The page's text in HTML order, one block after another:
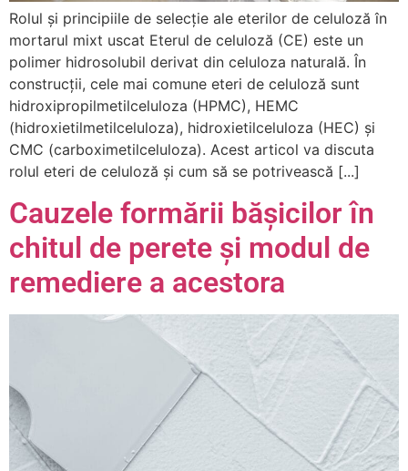
Rolul și principiile de selecție ale eterilor de celuloză în
mortarul mixt uscat Eterul de celuloză (CE) este un
polimer hidrosolubil derivat din celuloza naturală. În
construcții, cele mai comune eteri de celuloză sunt
hidroxipropilmetilceluloza (HPMC), HEMC
(hidroxietilmetilceluloza), hidroxietilceluloza (HEC) și
CMC (carboximetilceluloza). Acest articol va discuta
rolul eteri de celuloză și cum să se potrivească [...]
Cauzele formării bășicilor în
chitul de perete și modul de
remediere a acestora